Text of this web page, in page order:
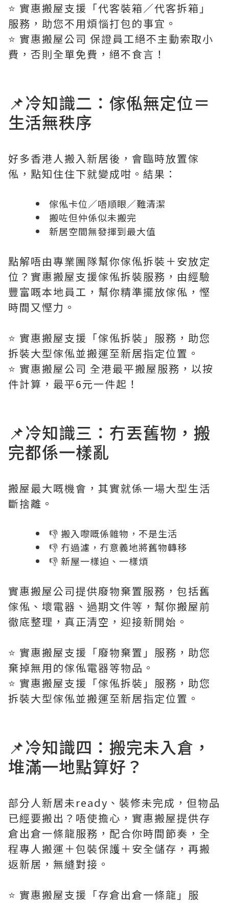
⭐️ 實惠搬屋支援「代客裝箱／代客拆箱」
服務，助您不用煩惱打包的事宜。
⭐️ 實惠搬屋公司 保證員工絕不主動索取小
費，否則全單免費，絕不食言！
📌冷知識二：傢俬無定位＝
生活無秩序
好多香港人搬入新居後，會臨時放置傢
俬，點知住住下就變成咁。結果：
傢俬卡位／唔順眼／難清潔
搬咗但仲係似未搬完
新居空間無發揮到最大值
點解唔由專業團隊幫你傢俬拆裝＋安放定
位？實惠搬屋支援傢俬拆裝服務，由經驗
豐富嘅本地員工，幫你精準擺放傢俬，慳
時間又慳力。
⭐️ 實惠搬屋支援「傢俬拆裝」服務，助您
拆裝大型傢俬並搬運至新居指定位置。
⭐️ 實惠搬屋公司 全港最平搬屋服務，以按
件計算，最平6元一件起！
📌冷知識三：冇丟舊物，搬
完都係一樣亂
搬屋最大嘅機會，其實就係一場大型生活
斷捨離。
👎 搬入嚟嘅係雜物，不是生活
👎 冇過濾，冇意義地將舊物轉移
👎 新屋一樣迫、一樣煩
實惠搬屋公司提供廢物棄置服務，包括舊
傢俬、壞電器、過期文件等，幫你搬屋前
徹底整理，真正清空，迎接新開始。
⭐️ 實惠搬屋支援「廢物棄置」服務，助您
棄掉無用的傢俬電器等物品。
⭐️ 實惠搬屋支援「傢俬拆裝」服務，助您
拆裝大型傢俬並搬運至新居指定位置。
📌冷知識四：搬完未入倉，
堆滿一地點算好？
部分人新居未ready、裝修未完成，但物品
已經要搬出？唔使擔心，實惠搬屋提供存
倉出倉一條龍服務，配合你時間節奏，全
程專人搬運＋包裝保護＋安全儲存，再搬
返新居，無縫對接。
⭐️ 實惠搬屋支援「存倉出倉一條龍」服